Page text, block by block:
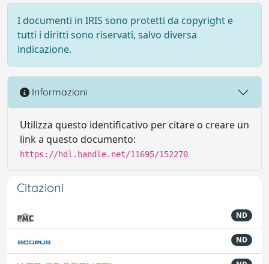
I documenti in IRIS sono protetti da copyright e
tutti i diritti sono riservati, salvo diversa
indicazione.
Informazioni
Utilizza questo identificativo per citare o creare un
link a questo documento:
https://hdl.handle.net/11695/152270
Citazioni
ND
ND